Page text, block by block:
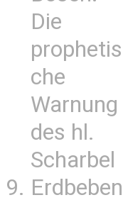
Die
prophetis
che
Warnung
des hl.
Scharbel
Erdbeben